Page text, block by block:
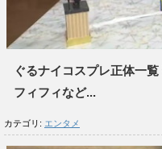
ぐるナイコスプレ正体一
フィフィなど...
カテゴリ: エンタメ